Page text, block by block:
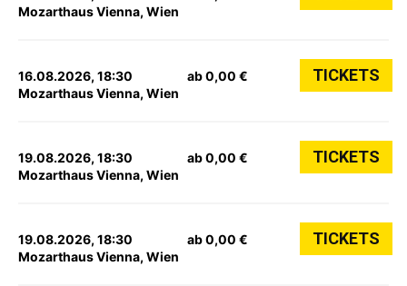
Mozarthaus Vienna, Wien
16.08.2026, 18:30
Mozarthaus Vienna, Wien
ab 0,00 € TICKETS
19.08.2026, 18:30
Mozarthaus Vienna, Wien
ab 0,00 € TICKETS
19.08.2026, 18:30
Mozarthaus Vienna, Wien
ab 0,00 € TICKETS